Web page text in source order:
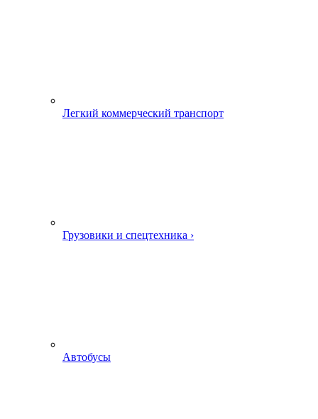
Легкий коммерческий транспорт
Грузовики и спецтехника ›
Автобусы